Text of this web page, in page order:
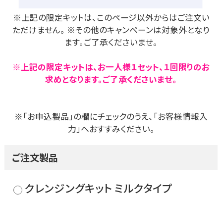
※上記の限定キットは、このページ以外からはご注文い
ただけません。 ※その他のキャンペーンは対象外となり
ます。ご了承くださいませ。
※上記の限定キットは、お一人様１セット、１回限りのお
求めとなります。ご了承くださいませ。
※「お申込製品」の欄にチェックのうえ、「お客様情報入
力」へおすすみください。
ご注文製品
クレンジングキット ミルクタイプ